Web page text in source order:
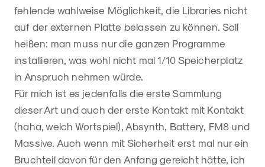
fehlende wahlweise Möglichkeit, die Libraries nicht
auf der externen Platte belassen zu können. Soll
heißen: man muss nur die ganzen Programme
installieren, was wohl nicht mal 1/10 Speicherplatz
in Anspruch nehmen würde.
Für mich ist es jedenfalls die erste Sammlung
dieser Art und auch der erste Kontakt mit Kontakt
(haha, welch Wortspiel), Absynth, Battery, FM8 und
Massive. Auch wenn mit Sicherheit erst mal nur ein
Bruchteil davon für den Anfang gereicht hätte, ich